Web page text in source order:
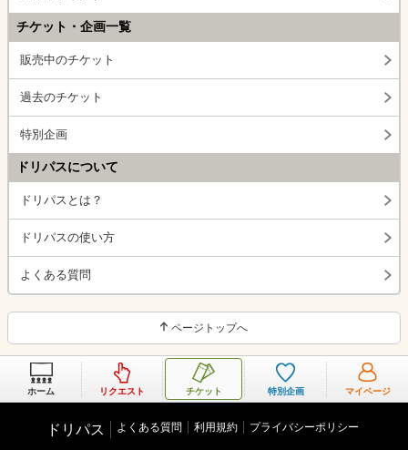
チケット・企画一覧
販売中のチケット
過去のチケット
特別企画
ドリパスについて
ドリパスとは？
ドリパスの使い方
よくある質問
ページトップへ
ホーム リクエスト チケット 特別企画 マイページ
ドリパス よくある質問 利用規約 プライバシーポリシー